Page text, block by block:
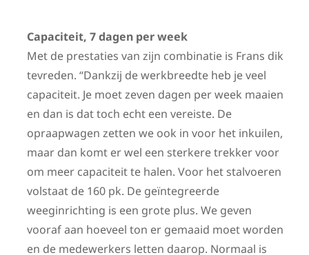
Capaciteit, 7 dagen per week
Met de prestaties van zijn combinatie is Frans dik
tevreden. “Dankzij de werkbreedte heb je veel
capaciteit. Je moet zeven dagen per week maaien
en dan is dat toch echt een vereiste. De
opraapwagen zetten we ook in voor het inkuilen,
maar dan komt er wel een sterkere trekker voor
om meer capaciteit te halen. Voor het stalvoeren
volstaat de 160 pk. De geïntegreerde
weeginrichting is een grote plus. We geven
vooraf aan hoeveel ton er gemaaid moet worden
en de medewerkers letten daarop. Normaal is